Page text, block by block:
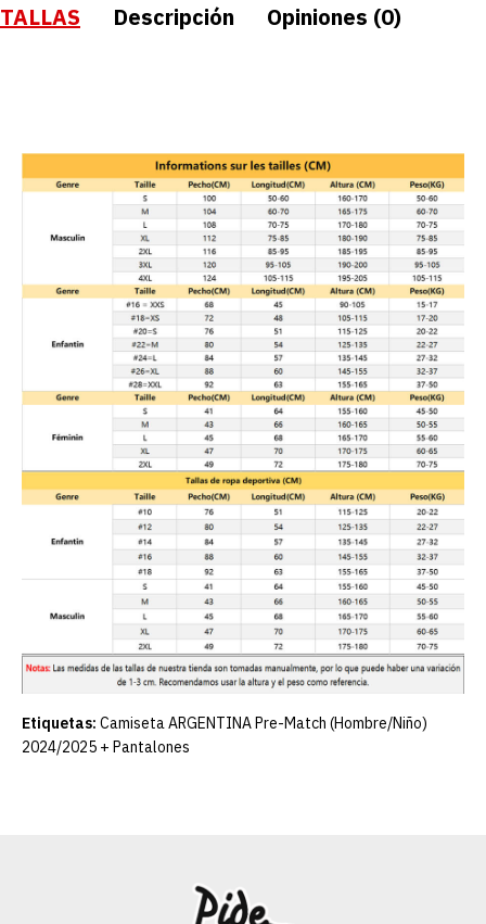
TALLAS Descripción Opiniones (0)
Etiquetas: Camiseta ARGENTINA Pre-Match (Hombre/Niño)
2024/2025 + Pantalones